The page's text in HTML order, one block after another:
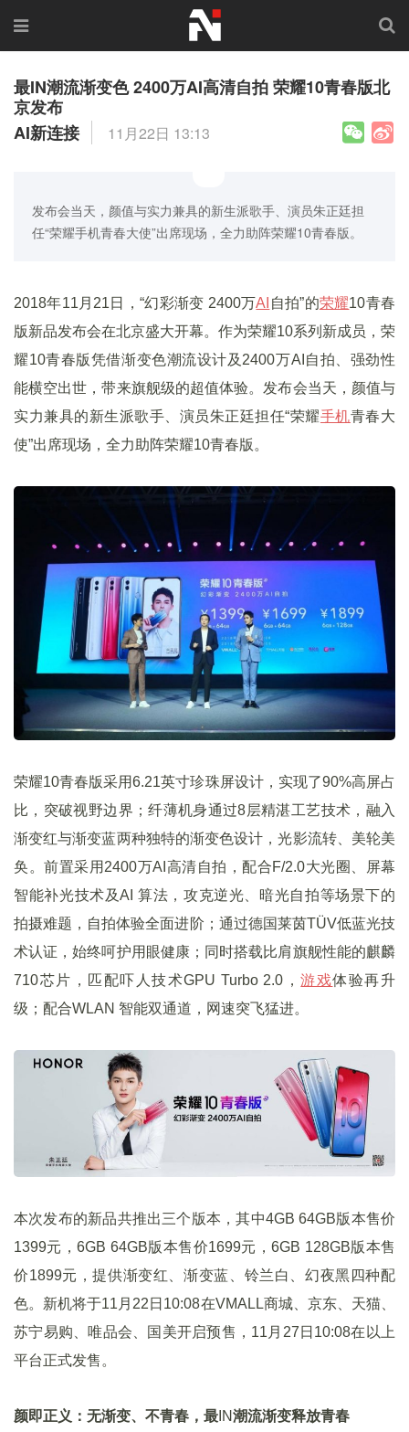
最IN潮流渐变色 2400万AI高清自拍 荣耀10青春版北
京发布
AI新连接
11月22日 13:13
发布会当天，颜值与实力兼具的新生派歌手、演员朱正廷担
任“荣耀手机青春大使”出席现场，全力助阵荣耀10青春版。
2018年11月21日，“幻彩渐变 2400万AI 自拍”的荣耀10青春
版新品发布会在北京盛大开幕。作为荣耀10系列新成员，荣
耀10青春版凭借渐变色潮流设计及2400万AI自拍、强劲性
能横空出世，带来旗舰级的超值体验。发布会当天，颜值与
实力兼具的新生派歌手、演员朱正廷担任“荣耀手机青春大
使”出席现场，全力助阵荣耀10青春版。
荣耀10青春版采用6.21英寸珍珠屏设计，实现了90%高屏占
比，突破视野边界；纤薄机身通过8层精湛工艺技术，融入
渐变红与渐变蓝两种独特的渐变色设计，光影流转、美轮美
奂。前置采用2400万AI高清自拍，配合F/2.0大光圈、屏幕
智能补光技术及AI 算法， 攻克逆光、暗光自拍等场景下的
拍摄难题，自拍体验全面进阶；通过德国莱茵TÜV低蓝光技
术认证，始终呵护用眼健康；同时搭载比肩旗舰性能的麒麟
710芯片，匹配吓人技术GPU Turbo 2.0，游戏体验再升
级； 配合WLAN 智能双通道，网速突飞猛进。
本次发布的新品共推出三个版本，其中4GB 64GB版本售价
1399元，6GB 64GB版本售价1699元，6GB 128GB版本售
价1899元，提供渐变红、渐变蓝、铃兰白、幻夜黑四种配
色。新机将于11月22日10:08在VMALL商城、京东、天猫、
苏宁易购、唯品会、国美开启预售，11月27日10:08在以上
平台正式发售。
颜即正义：无渐变、不青春，最 IN潮流渐变释放青春